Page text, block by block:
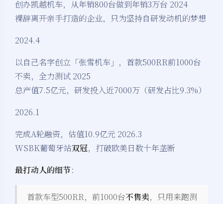
创办凯越机车，从年销800台做到年销3万台 2024
裸辞离开亲手打造的企业，只为坚持自研发动机的梦想
2024.4
以自己名字创立「张雪机车」，首款500RR前1000台
不卖，全力测试 2025
总产值7.5亿元，研发投入近7000万（研发占比9.3%）
2026.1
完成A轮融资，估值10.9亿元 2026.3
WSBK葡萄牙站双冠，打破欧美日数十年垄断
最打动人的细节：
首款车型500RR，前1000台不售卖，只用来跑测